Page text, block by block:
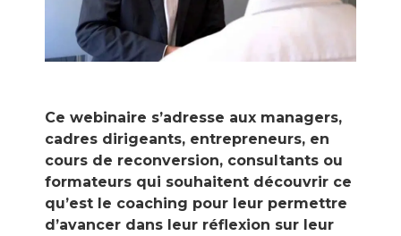
Ce webinaire s’adresse aux managers,
cadres dirigeants, entrepreneurs, en
cours de reconversion, consultants ou
formateurs qui souhaitent découvrir ce
qu’est le coaching pour leur permettre
d’avancer dans leur réflexion sur leur